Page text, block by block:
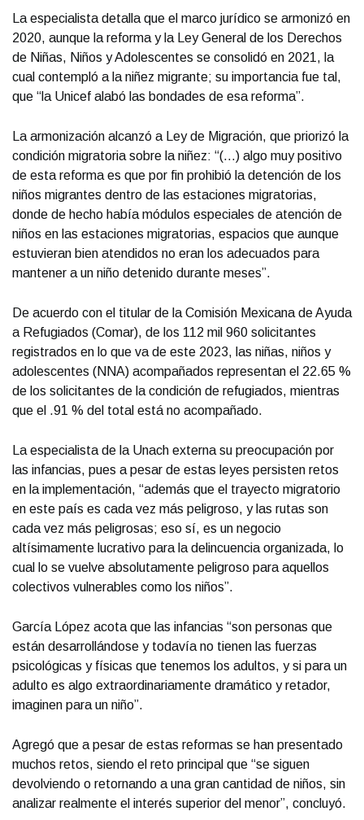
La especialista detalla que el marco jurídico se armonizó en
2020, aunque la reforma y la Ley General de los Derechos
de Niñas, Niños y Adolescentes se consolidó en 2021, la
cual contempló a la niñez migrante; su importancia fue tal,
que “la Unicef alabó las bondades de esa reforma”.
La armonización alcanzó a Ley de Migración, que priorizó la
condición migratoria sobre la niñez: “(…) algo muy positivo
de esta reforma es que por fin prohibió la detención de los
niños migrantes dentro de las estaciones migratorias,
donde de hecho había módulos especiales de atención de
niños en las estaciones migratorias, espacios que aunque
estuvieran bien atendidos no eran los adecuados para
mantener a un niño detenido durante meses”.
De acuerdo con el titular de la Comisión Mexicana de Ayuda
a Refugiados (Comar), de los 112 mil 960 solicitantes
registrados en lo que va de este 2023, las niñas, niños y
adolescentes (NNA) acompañados representan el 22.65 %
de los solicitantes de la condición de refugiados, mientras
que el .91 % del total está no acompañado.
La especialista de la Unach externa su preocupación por
las infancias, pues a pesar de estas leyes persisten retos
en la implementación, “además que el trayecto migratorio
en este país es cada vez más peligroso, y las rutas son
cada vez más peligrosas; eso sí, es un negocio
altísimamente lucrativo para la delincuencia organizada, lo
cual lo se vuelve absolutamente peligroso para aquellos
colectivos vulnerables como los niños”.
García López acota que las infancias “son personas que
están desarrollándose y todavía no tienen las fuerzas
psicológicas y físicas que tenemos los adultos, y si para un
adulto es algo extraordinariamente dramático y retador,
imaginen para un niño”.
Agregó que a pesar de estas reformas se han presentado
muchos retos, siendo el reto principal que “se siguen
devolviendo o retornando a una gran cantidad de niños, sin
analizar realmente el interés superior del menor”, concluyó.